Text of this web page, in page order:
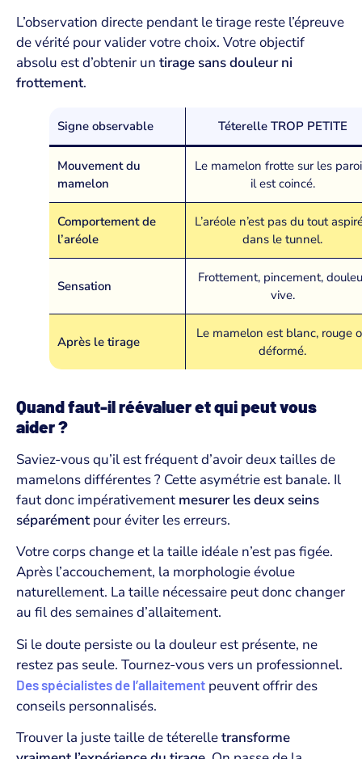
L’observation directe pendant le tirage reste l’épreuve
de vérité pour valider votre choix. Votre objectif
absolu est d’obtenir un tirage sans douleur ni
frottement.
Signe observable Téterelle TROP PETITE
Mouvement du
mamelon
Le mamelon frotte sur les
il est coincé.
Comportement de
l’aréole
L’aréole n’est pas du tout
dans le tunnel.
Sensation
Frottement, pincement,
vive.
Après le tirage
Le mamelon est blanc, rouge
déformé.
Quand faut-il réévaluer et qui peut vous
aider ?
Saviez-vous qu’il est fréquent d’avoir deux tailles de
mamelons différentes ? Cette asymétrie est banale. Il
faut donc impérativement mesurer les deux seins
séparémentpour éviter les erreurs.
Votre corps change et la taille idéale n’est pas figée.
Après l’accouchement, la morphologie évolue
naturellement. La taille nécessaire peut donc changer
au fil des semaines d’allaitement.
Si le doute persiste ou la douleur est présente, ne
restez pas seule. Tournez-vous vers un professionnel.
Des spécialistes de l’allaitement peuvent offrir des
conseils personnalisés.
Trouver la juste taille de téterelletransforme